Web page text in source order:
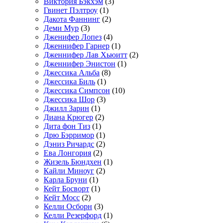
Гвинет Пэлтроу (1)
Дакота Фаннинг (2)
Деми Мур (3)
Дженифер Лопез (4)
Дженнифер Гарнер (1)
Дженнифер Лав Хьюитт (2)
Дженнифер Энистон (1)
Джессика Альба (8)
Джессика Биль (1)
Джессика Симпсон (10)
Джессика Шор (3)
Джилл Зарин (1)
Диана Крюгер (2)
Дита фон Тиз (1)
Дрю Бэрримор (1)
Дэниз Ричардс (2)
Ева Лонгория (2)
Жизель Бюндхен (1)
Кайли Миноуг (2)
Карла Бруни (1)
Кейт Босворт (1)
Кейт Мосс (2)
Келли Осборн (3)
Келли Резерфорд (1)